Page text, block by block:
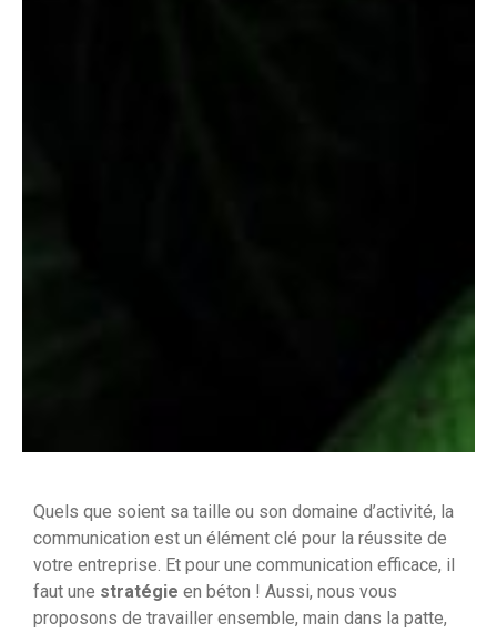
Quels que soient sa taille ou son domaine d’activité, la
communication est un élément clé pour la réussite de
votre entreprise. Et pour une communication efficace, il
faut une stratégie en béton ! Aussi, nous vous
proposons de travailler ensemble, main dans la patte,